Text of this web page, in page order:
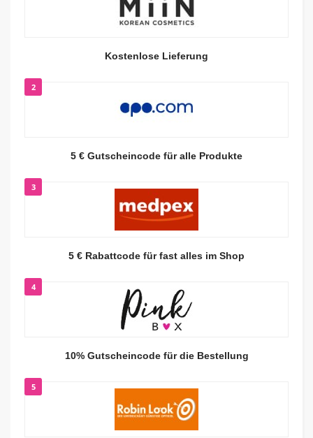
Kostenlose Lieferung
2
5 € Gutscheincode für alle Produkte
3
5 € Rabattcode für fast alles im Shop
4
10% Gutscheincode für die Bestellung
5